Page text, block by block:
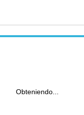
Obteniendo...